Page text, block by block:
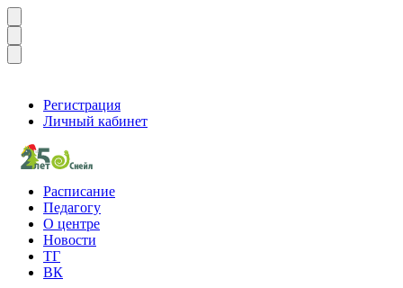
Регистрация
Личный кабинет
Расписание
Педагогу
О центре
Новости
ТГ
ВК